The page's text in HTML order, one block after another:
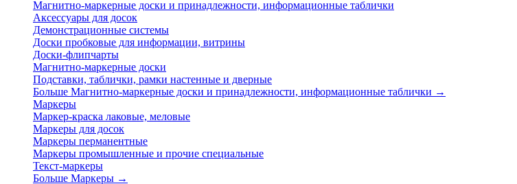
Магнитно-маркерные доски и принадлежности, информационные таблички
Аксессуары для досок
Демонстрационные системы
Доски пробковые для информации, витрины
Доски-флипчарты
Магнитно-маркерные доски
Подставки, таблички, рамки настенные и дверные
Больше Магнитно-маркерные доски и принадлежности, информационные таблички →
Маркеры
Маркер-краска лаковые, меловые
Маркеры для досок
Маркеры перманентные
Маркеры промышленные и прочие специальные
Текст-маркеры
Больше Маркеры →